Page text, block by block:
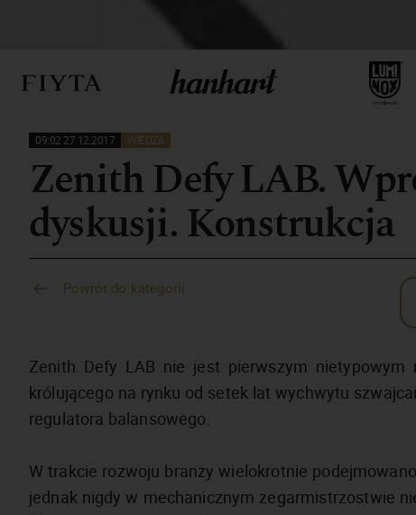
09:02 27.12.2017 WIEDZA
Zenith Defy LAB.
dyskusji. Konstrukcja
Powrót do kategorii
Zenith Defy LAB nie jest pierwszym nietypowym
królującego na rynku od setek lat wychwytu
regulatora balansowego.
W trakcie rozwoju branży wielokrotnie
jednak nigdy w mechanicznym zegarmistrzostwie